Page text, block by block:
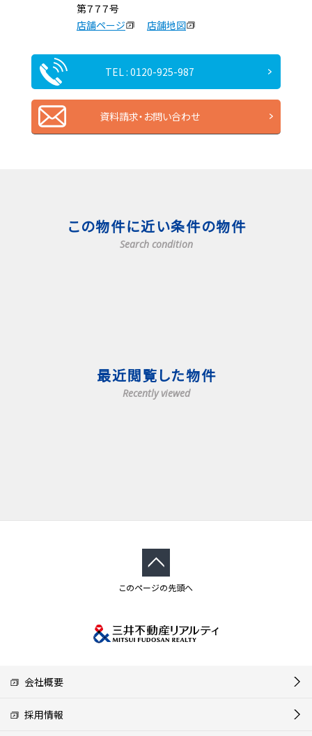
第７７７号
店舗ページ
店舗地図
TEL : 0120-925-987
資料請求・お問い合わせ
この物件に近い条件の物件
Search condition
最近閲覧した物件
Recently viewed
このページの先頭へ
会社概要
採用情報